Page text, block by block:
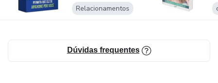
Relacionamentos
Dúvidas frequentes